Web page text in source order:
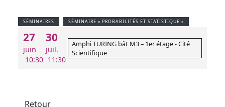
SÉMINAIRES SÉMINAIRE « PROBABILITÉS ET STATISTIQUE »
27
juin
10:30
30
juil.
11:30
Amphi TURING bât M3 – 1er étage - Cité
Scientifique
Retour